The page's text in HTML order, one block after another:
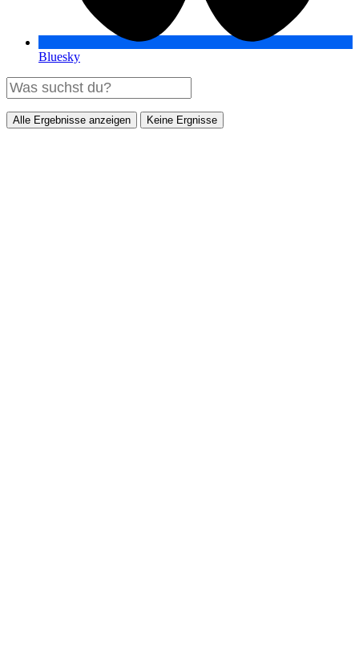
Bluesky
Alle Ergebnisse anzeigen Keine Ergnisse